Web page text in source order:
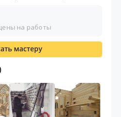
на работы
мастеру